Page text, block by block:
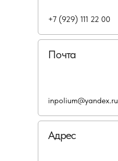
Почта
Адрес
+7 (929) 111 22 00
inpolium@yandex.ru